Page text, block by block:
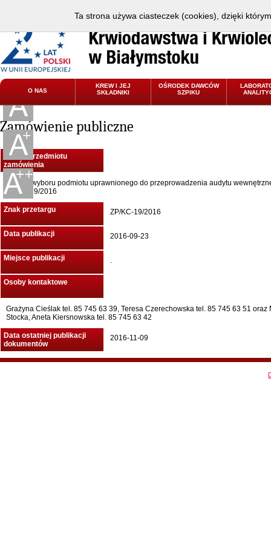
O NAS
KREW I JEJ
SKŁADNIKI
OŚRODEK DAWCÓW
SZPIKU
Zamówienie publiczne
Nazwa przedmiotu
zamówienia
Usługa wyboru podmiotu uprawnionego do przeprowadzenia audytu
ZP/KC-19/2016
Znak przetargu ZP/KC-19/2016
Data publikacji 2016-09-23
Miejsce publikacji .
Osoby kontaktowe
Grażyna Cieślak tel. 85 745 63 39, Teresa Czerechowska tel. 85 745 63 51 oraz
Stocka, Aneta Kiersnowska tel. 85 745 63 42
Data ostatniej publikacji
dokumentów
2016-11-09
Ta strona używa ciasteczek (cookies), dzięki